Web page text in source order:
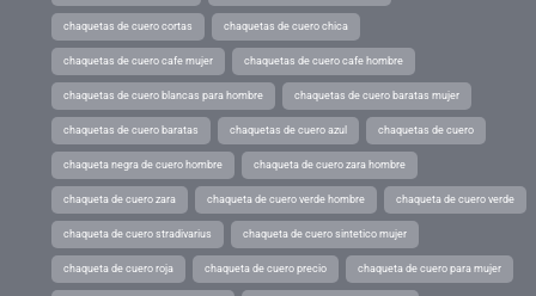
chaquetas de cuero cortas chaquetas de cuero chica
chaquetas de cuero cafe mujer chaquetas de cuero cafe hombre
chaquetas de cuero blancas para hombre chaquetas de cuero baratas mujer
chaquetas de cuero baratas chaquetas de cuero azul chaquetas de cuero
chaqueta negra de cuero hombre chaqueta de cuero zara hombre
chaqueta de cuero zara chaqueta de cuero verde hombre chaqueta de cuero verde
chaqueta de cuero stradivarius chaqueta de cuero sintetico mujer
chaqueta de cuero roja chaqueta de cuero precio chaqueta de cuero para mujer